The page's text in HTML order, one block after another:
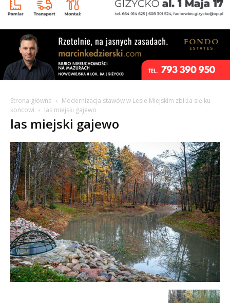
Strona główna
Modernizacja stawów w Lesie Miejskim zbliża się ku
końcowi
las miejski gajewo
las miejski gajewo